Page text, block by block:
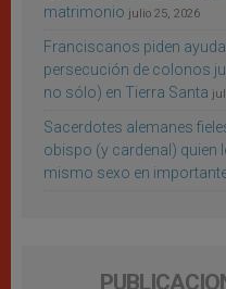
matrimonio julio 25, 2026
Franciscanos piden
persecución de colonos
no sólo) en Tierra Santa
Sacerdotes alemanes
obispo (y cardenal) quien
mismo sexo en